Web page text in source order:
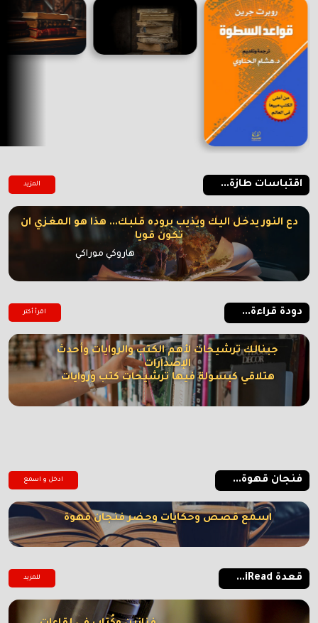
اقتباسات طازة... المزيد
دع النور يدخل اليك ويذيب بروده قلبك... هذا هو المغزي ان
تكون قويا
هاروكي موراكي
دودة قراءة... اقرأ أكتر
جبنالك ترشيحات لأهم الكتب والروايات وأحدث
الإصدارات
هتلاقي كبسولة فيها ترشيحات كتب وروايات
فنجان قهوة... ادخل و اسمع
اسمع قصص وحكايات وحضر فنجان قهوة
قعدة iRead... للمزيد